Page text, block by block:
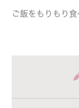
ご飯をもりもり